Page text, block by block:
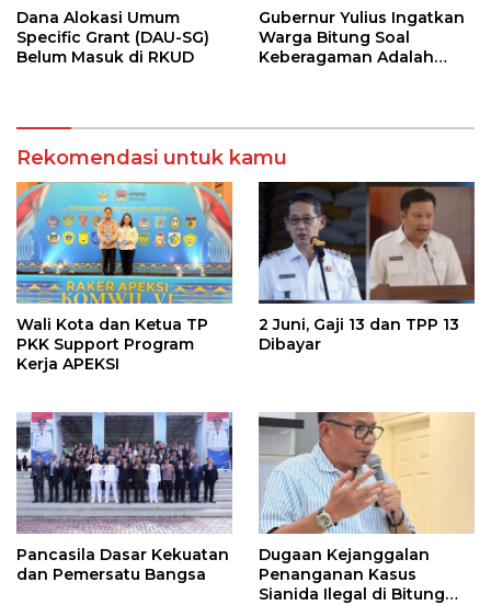
Dana Alokasi Umum
Specific Grant (DAU-SG)
Belum Masuk di RKUD
Gubernur Yulius Ingatkan
Warga Bitung Soal
Keberagaman Adalah
Rekomendasi untuk kamu
Wali Kota dan Ketua TP
PKK Support Program
Kerja APEKSI
2 Juni, Gaji 13 dan TPP 13
Dibayar
Pancasila Dasar Kekuatan
dan Pemersatu Bangsa
Dugaan Kejanggalan
Penanganan Kasus
Sianida Ilegal di Bitung